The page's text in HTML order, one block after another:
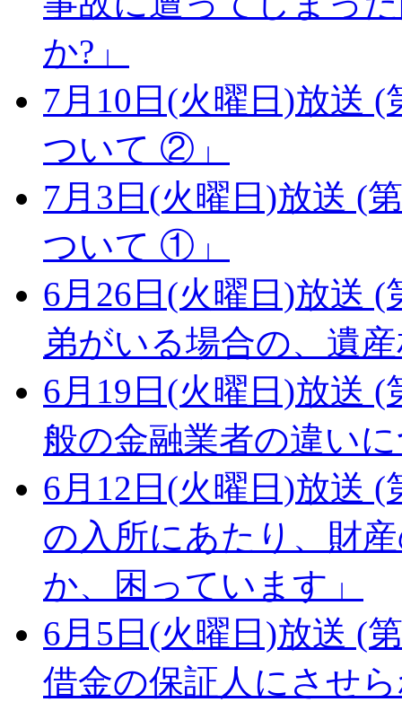
か?」
7月10日(火曜日)放送 (
ついて ②」
7月3日(火曜日)放送 (
ついて ①」
6月26日(火曜日)放送 (
弟がいる場合の、遺
6月19日(火曜日)放送 (
般の金融業者の違い
6月12日(火曜日)放送 (
の入所にあたり、財
か、困っています」
6月5日(火曜日)放送 (
借金の保証人にさせ